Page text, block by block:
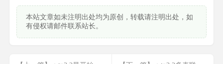
本站文章如未注明出处均为原创，转载请注明出处，如
有侵权请邮件联系站长。